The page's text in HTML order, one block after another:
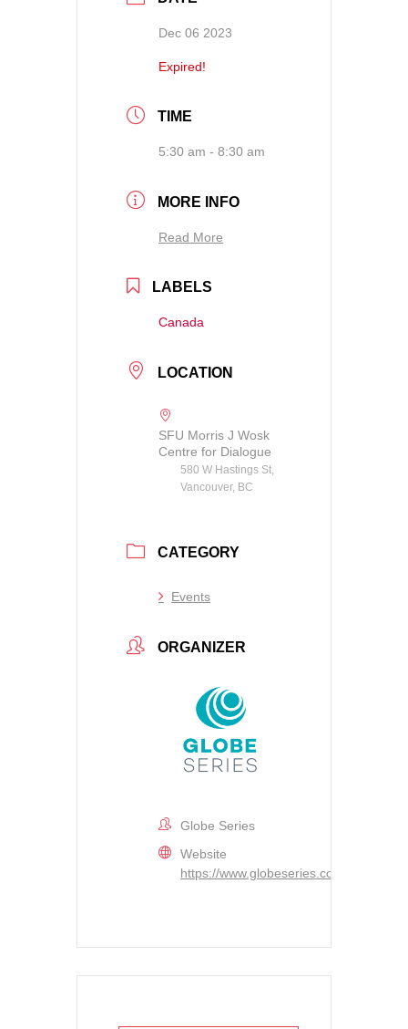
Dec 06 2023
Expired!
TIME
5:30 am - 8:30 am
MORE INFO
Read More
LABELS
Canada
LOCATION
SFU Morris J Wosk
Centre for Dialogue
580 W Hastings St,
Vancouver, BC
CATEGORY
Events
ORGANIZER
Globe Series
Website
https://www.globeseries.com/events